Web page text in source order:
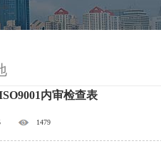
内审检查表
1479